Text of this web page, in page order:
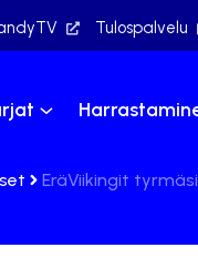
Tulospalvelu
EräViikingit